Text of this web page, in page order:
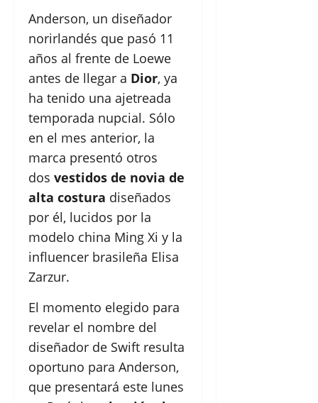
Anderson, un diseñador
norirlandés que pasó 11
años al frente de Loewe
antes de llegar a Dior, ya
ha tenido una ajetreada
temporada nupcial. Sólo
en el mes anterior, la
marca presentó otros
dos vestidos de novia de
alta costura diseñados
por él, lucidos por la
modelo china Ming Xi y la
influencer brasileña Elisa
Zarzur.
El momento elegido para
revelar el nombre del
diseñador de Swift resulta
oportuno para Anderson,
que presentará este lunes